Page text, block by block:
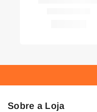
Sobre a Loja